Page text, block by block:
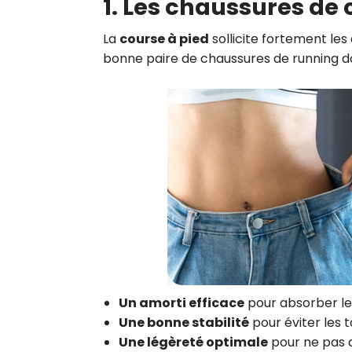
1. Les chaussures
La course à pied sollicite fortement les
bonne paire de chaussures de running
Un amorti efficace pour absorber
Une bonne stabilité pour éviter les
Une légèreté optimale pour ne pas